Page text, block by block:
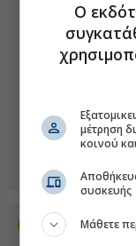
Προσθέστε
Ο
μέτρηση
κοινού
συσκευής
Μάθετε